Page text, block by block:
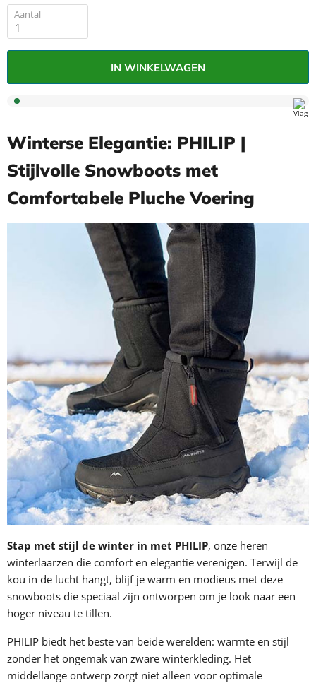
Aantal
IN WINKELWAGEN
Winterse Elegantie: PHILIP |
Stijlvolle Snowboots met
Comfortabele Pluche Voering
Stap met stijl de winter in met PHILIP, onze heren
winterlaarzen die comfort en elegantie verenigen. Terwijl de
kou in de lucht hangt, blijf je warm en modieus met deze
snowboots die speciaal zijn ontworpen om je look naar een
hoger niveau te tillen.
PHILIP biedt het beste van beide werelden: warmte en stijl
zonder het ongemak van zware winterkleding. Het
middellange ontwerp zorgt niet alleen voor optimale